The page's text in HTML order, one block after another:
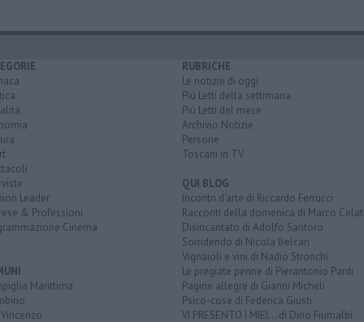
Leader
& Professioni
Cinema
Marittima
RUBRICHE
Le notizie di oggi
Più Letti della settimana
Più Letti del mese
Archivio Notizie
Persone
Toscani in TV
QUI BLOG
Incontri d'arte di Riccardo Ferrucci
Racconti della domenica di Marco
Disincantato di Adolfo Santoro
Sorridendo di Nicola Belcari
Vignaioli e vini di Nadio Stronchi
Le pregiate penne di Pierantonio Pardi
Pagine allegre di Gianni Micheli
Psico-cose di Federica Giusti
VI PRESENTO I MIEI... di Dino Fiumalbi